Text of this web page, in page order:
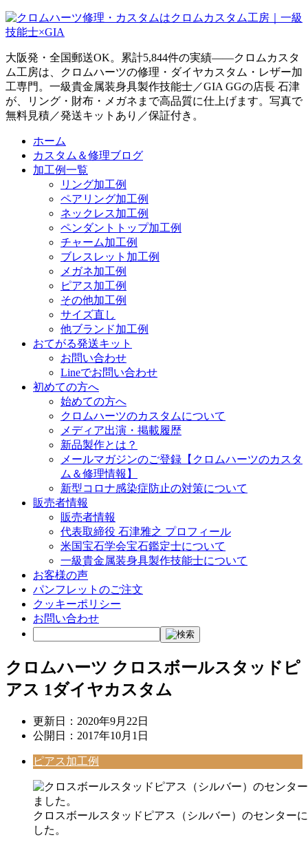
大阪発・全国郵送OK。累計5,844件の実績——クロムカスタ
ム工房は、クロムハーツの修理・ダイヤカスタム・レザー加
工専門。一級貴金属装身具製作技能士／GIA GGの店長 石津
が、リング・財布・メガネまで高品質に仕上げます。写真で
無料見積／発送キットあり／保証付き。
ホーム
カスタム＆修理ブログ
加工例一覧
リング加工例
ペアリング加工例
ネックレス加工例
ペンダントトップ加工例
チャーム加工例
ブレスレット加工例
メガネ加工例
ピアス加工例
その他加工例
サイズ直し
他ブランド加工例
おてがる発送キット
お問い合わせ
Lineでお問い合わせ
初めての方へ
始めての方へ
クロムハーツのカスタムについて
メディア出演・掲載履歴
新品製作とは？
メールマガジンのご登録【クロムハーツのカスタ
ム＆修理情報】
新型コロナ感染症防止の対策について
販売者情報
販売者情報
代表取締役 石津雅之 プロフィール
米国宝石学会宝石鑑定士について
一級貴金属装身具製作技能士について
お客様の声
パンフレットのご注文
クッキーポリシー
お問い合わせ
クロムハーツ クロスボールスタッドピ
アス 1ダイヤカスタム
更新日： 2020年9月22日
公開日： 2017年10月1日
ピアス加工例
クロスボールスタッドピアス（シルバー）のセンター
した。